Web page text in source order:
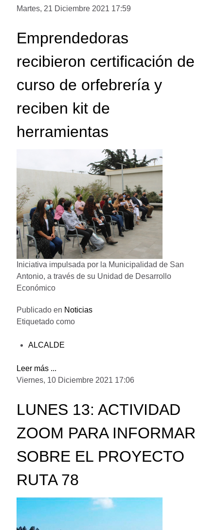
Martes, 21 Diciembre 2021 17:59
Emprendedoras
recibieron certificación de
curso de orfebrería y
reciben kit de
herramientas
Iniciativa impulsada por la Municipalidad de San
Antonio, a través de su Unidad de Desarrollo
Económico
Publicado en Noticias
Etiquetado como
ALCALDE
Leer más ...
Viernes, 10 Diciembre 2021 17:06
LUNES 13: ACTIVIDAD
ZOOM PARA INFORMAR
SOBRE EL PROYECTO
RUTA 78